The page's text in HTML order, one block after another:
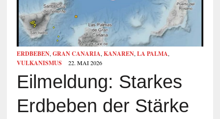
ERDBEBEN,GRAN CANARIA,KANAREN,LA PALMA,
VULKANISMUS 22. MAI 2026
Eilmeldung: Starkes
Erdbeben der Stärke